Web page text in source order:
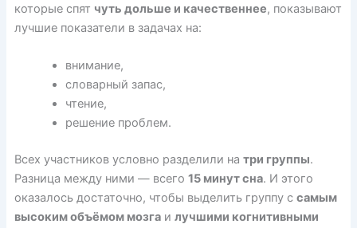
которые спят чуть дольше и качественнее, показывают
лучшие показатели в задачах на:
внимание,
словарный запас,
чтение,
решение проблем.
Всех участников условно разделили на три группы.
Разница между ними — всего 15 минут сна. И этого
оказалось достаточно, чтобы выделить группу с самым
высоким объёмом мозгаи лучшими когнитивными